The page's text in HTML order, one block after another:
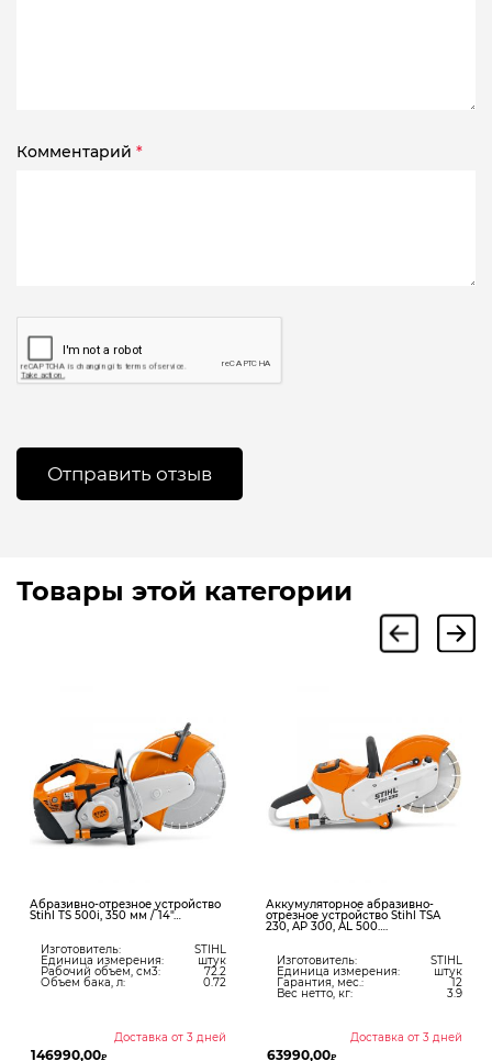
Комментарий *
Товары этой категории
Абразивно-отрезное устройство
Stihl TS 500i, 350 мм / 14″…
Изготовитель: STIHL
Единица измерения: штук
Рабочий объем, см3: 72.2
Объем бака, л: 0.72
Доставка от 3 дней
146990,00₽
Аккумуляторное абразивно-
отрезное устройство Stihl TSA
230, AP 300, AL 500….
Изготовитель: STIHL
Единица измерения: штук
Гарантия, мес.: 12
Вес нетто, кг: 3.9
Доставка от 3 дней
63990,00₽